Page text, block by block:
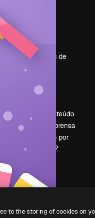
Reviews
Emprego
Tendências de
pesquisa
Eventos
Vender conteúdo
Sala de imprensa
Procurando por
magnific.ai?
to the storing of cookies on